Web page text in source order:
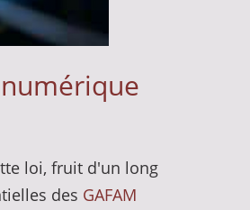
loi, fruit d'un long
des GAFAM